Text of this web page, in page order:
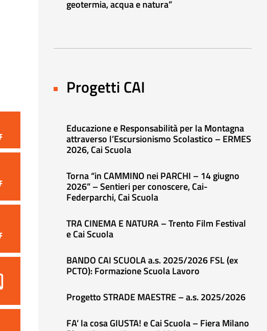
geotermia, acqua e natura”
Progetti CAI
Educazione e Responsabilità per la Montagna
attraverso l’Escursionismo Scolastico – ERMES
2026, Cai Scuola
Torna “in CAMMINO nei PARCHI – 14 giugno
2026” – Sentieri per conoscere, Cai-
Federparchi, Cai Scuola
TRA CINEMA E NATURA – Trento Film Festival
e Cai Scuola
BANDO CAI SCUOLA a.s. 2025/2026 FSL (ex
PCTO): Formazione Scuola Lavoro
Progetto STRADE MAESTRE – a.s. 2025/2026
FA’ la cosa GIUSTA! e Cai Scuola – Fiera Milano